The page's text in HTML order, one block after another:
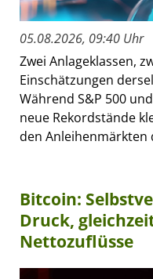
05.08.2026, 09:40 Uhr
Zwei Anlageklassen,
Einschätzungen
Während S&P 500
neue Rekordstände
den Anleihenmärkten
Bitcoin:
Druck,
Nettozuflüsse